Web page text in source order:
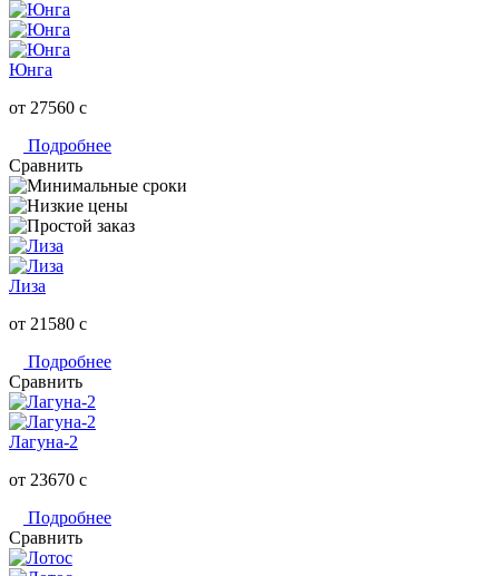
Юнга
от 27560 c
Подробнее
Сравнить
Лиза
от 21580 c
Подробнее
Сравнить
Лагуна-2
от 23670 c
Подробнее
Сравнить